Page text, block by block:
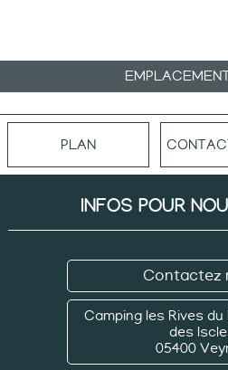
PLAN
INFOS POUR
Contactez
Camping les Rives du
des
05400